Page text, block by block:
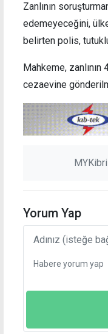
Zanlının
edemeyeceğini,
belirten polis,
Mahkeme,
cezaevine
Yorum Yap